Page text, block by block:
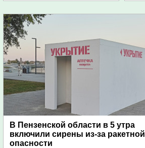
В Пензенской области в 5 утра
включили сирены из-за ракетной
опасности